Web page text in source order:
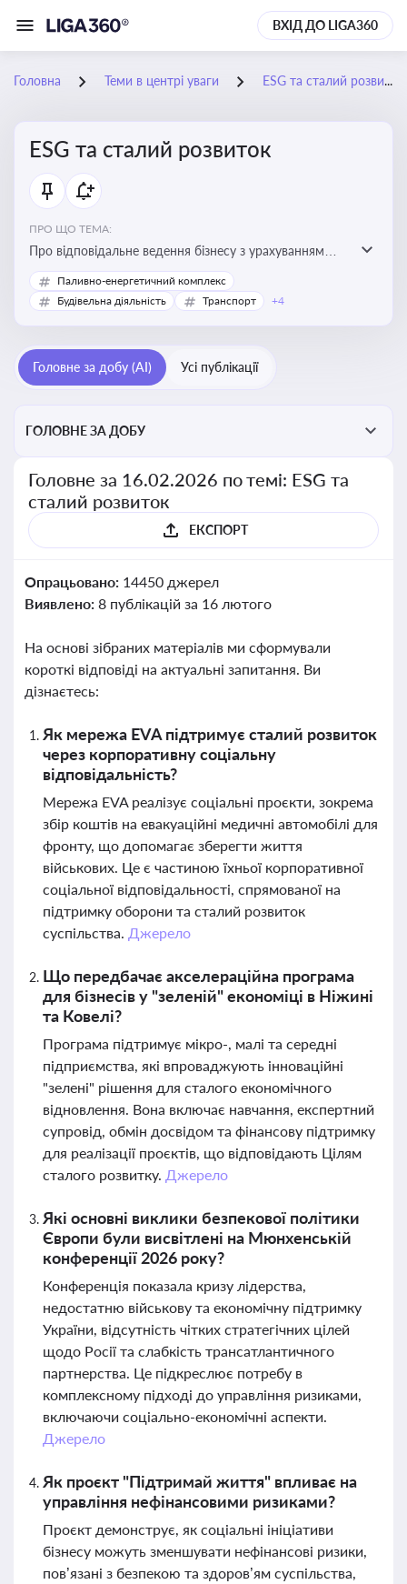
ВХІД ДО LIGA360
Головна Теми в центрі уваги ESG та сталий розвиток
ESG та сталий розвиток
ПРО ЩО ТЕМА:
Про відповідальне ведення бізнесу з урахуванням
екологічних, соціальних та управлінських факторів
для досягнення довгострокової сталості
Паливно-енергетичний комплекс
Будівельна діяльність
Транспорт +4
Головне за добу (AI) Усі публікації
ГОЛОВНЕ ЗА ДОБУ
Головне за 16.02.2026 по темі: ESG та
сталий розвиток
ЕКСПОРТ
Опрацьовано: 14450 джерел
Виявлено: 8 публікацій за 16 лютого
На основі зібраних матеріалів ми сформували
короткі відповіді на актуальні запитання. Ви
дізнаєтесь:
Як мережа EVA підтримує сталий розвиток
через корпоративну соціальну
відповідальність?
Мережа EVA реалізує соціальні проєкти, зокрема
збір коштів на евакуаційні медичні автомобілі для
фронту, що допомагає зберегти життя
військових. Це є частиною їхньої корпоративної
соціальної відповідальності, спрямованої на
підтримку оборони та сталий розвиток
суспільства. Джерело
Що передбачає акселераційна програма
для бізнесів у "зеленій" економіці в Ніжині
та Ковелі?
Програма підтримує мікро-, малі та середні
підприємства, які впроваджують інноваційні
"зелені" рішення для сталого економічного
відновлення. Вона включає навчання, експертний
супровід, обмін досвідом та фінансову підтримку
для реалізації проєктів, що відповідають Цілям
сталого розвитку. Джерело
Які основні виклики безпекової політики
Європи були висвітлені на Мюнхенській
конференції 2026 року?
Конференція показала кризу лідерства,
недостатню військову та економічну підтримку
України, відсутність чітких стратегічних цілей
щодо Росії та слабкість трансатлантичного
партнерства. Це підкреслює потребу в
комплексному підході до управління ризиками,
включаючи соціально-економічні аспекти.
Джерело
Як проєкт "Підтримай життя" впливає на
управління нефінансовими ризиками?
Проєкт демонструє, як соціальні ініціативи
бізнесу можуть зменшувати нефінансові ризики,
пов’язані з безпекою та здоров’ям суспільства,